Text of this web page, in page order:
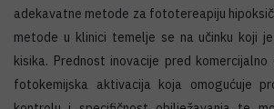
adekavatne metode za fototereapiju
metode u klinici temelje se na učinku koji
kisika. Prednost inovacije pred
fotokemijska aktivacija koja omogućuje